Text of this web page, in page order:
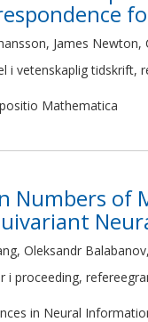
James Newton,
i vetenskaplig tidskrift,
Mathematica
Numbers of
Oleksandr
i proceeding,
in Neural